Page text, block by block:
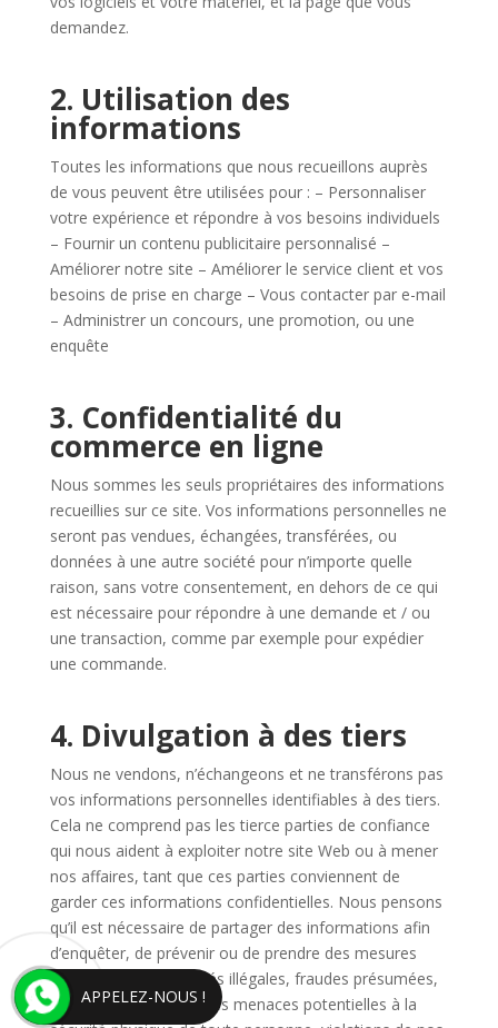
demandez.
2. Utilisation des
informations
Toutes les informations que nous recueillons auprès
de vous peuvent être utilisées pour : – Personnaliser
votre expérience et répondre à vos besoins individuels
– Fournir un contenu publicitaire personnalisé –
Améliorer notre site – Améliorer le service client et vos
besoins de prise en charge – Vous contacter par e-mail
– Administrer un concours, une promotion, ou une
enquête
3. Confidentialité du
commerce en ligne
Nous sommes les seuls propriétaires des informations
recueillies sur ce site. Vos informations personnelles ne
seront pas vendues, échangées, transférées, ou
données à une autre société pour n’importe quelle
raison, sans votre consentement, en dehors de ce qui
est nécessaire pour répondre à une demande et / ou
une transaction, comme par exemple pour expédier
une commande.
4. Divulgation à des tiers
Nous ne vendons, n’échangeons et ne transférons pas
vos informations personnelles identifiables à des tiers.
Cela ne comprend pas les tierce parties de confiance
qui nous aident à exploiter notre site Web ou à mener
nos affaires, tant que ces parties conviennent de
garder ces informations confidentielles. Nous pensons
qu’il est nécessaire de partager des informations afin
d’enquêter, de prévenir ou de prendre des mesures
concernant des activités illégales, fraudes présumées,
situations impliquant des menaces potentielles à la
APPELEZ-NOUS !